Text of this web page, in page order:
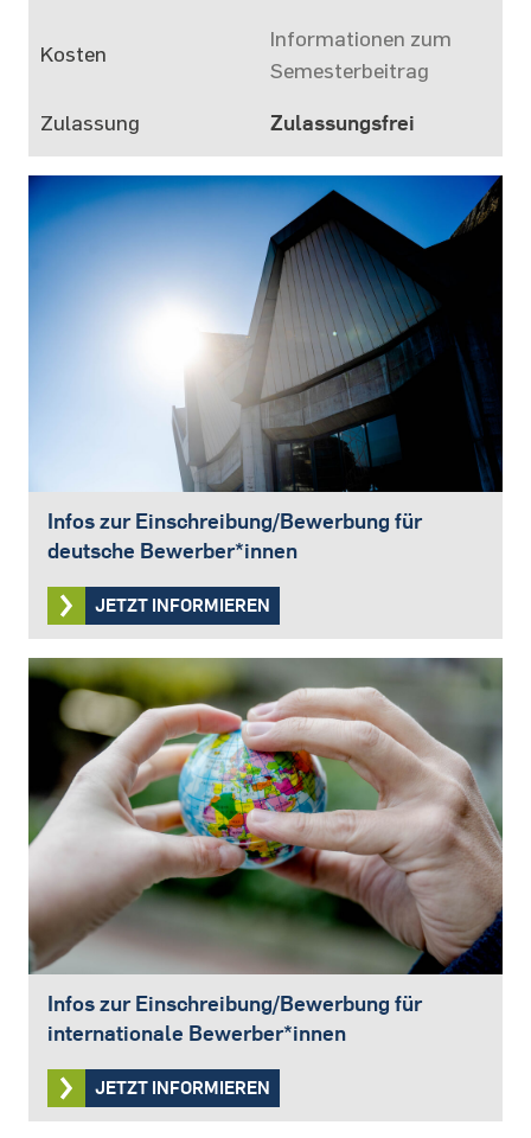
Kosten
Informationen zum
Semesterbeitrag
Zulassung
Zulassungsfrei
Infos zur Einschreibung/Bewerbung für
deutsche Bewerber*innen
JETZT INFORMIEREN
Infos zur Einschreibung/Bewerbung für
internationale Bewerber*innen
JETZT INFORMIEREN